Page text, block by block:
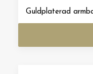
Guldplaterad